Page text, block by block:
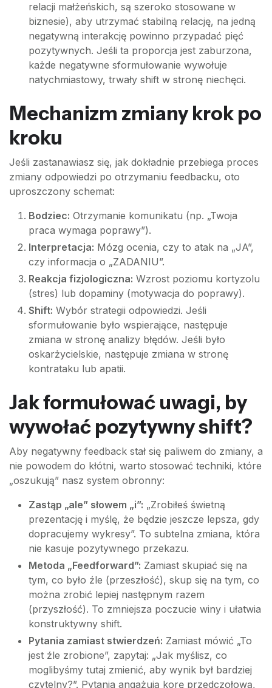
relacji małżeńskich, są szeroko stosowane w
biznesie), aby utrzymać stabilną relację, na jedną
negatywną interakcję powinno przypadać pięć
pozytywnych. Jeśli ta proporcja jest zaburzona,
każde negatywne sformułowanie wywołuje
natychmiastowy, trwały shift w stronę niechęci.
Mechanizm zmiany krok po
kroku
Jeśli zastanawiasz się, jak dokładnie przebiega proces
zmiany odpowiedzi po otrzymaniu feedbacku, oto
uproszczony schemat:
Bodziec: Otrzymanie komunikatu (np. „Twoja
praca wymaga poprawy”).
Interpretacja: Mózg ocenia, czy to atak na „JA”,
czy informacja o „ZADANIU”.
Reakcja fizjologiczna: Wzrost poziomu kortyzolu
(stres) lub dopaminy (motywacja do poprawy).
Shift: Wybór strategii odpowiedzi. Jeśli
sformułowanie było wspierające, następuje
zmiana w stronę analizy błędów. Jeśli było
oskarżycielskie, następuje zmiana w stronę
kontrataku lub apatii.
Jak formułować uwagi, by
wywołać pozytywny shift?
Aby negatywny feedback stał się paliwem do zmiany, a
nie powodem do kłótni, warto stosować techniki, które
„oszukują” nasz system obronny:
Zastąp „ale” słowem „i”: „Zrobiłeś świetną
prezentację i myślę, że będzie jeszcze lepsza, gdy
dopracujemy wykresy”. To subtelna zmiana, która
nie kasuje pozytywnego przekazu.
Metoda „Feedforward”: Zamiast skupiać się na
tym, co było źle (przeszłość), skup się na tym, co
można zrobić lepiej następnym razem
(przyszłość). To zmniejsza poczucie winy i ułatwia
konstruktywny shift.
Pytania zamiast stwierdzeń: Zamiast mówić „To
jest źle zrobione”, zapytaj: „Jak myślisz, co
moglibyśmy tutaj zmienić, aby wynik był bardziej
czytelny?”. Pytania angażują korę przedczołową,